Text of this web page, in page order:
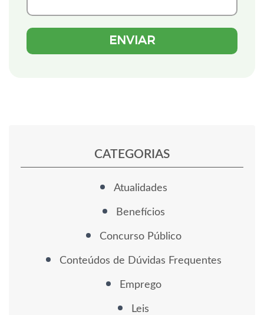
CATEGORIAS
Atualidades
Benefícios
Concurso Público
Conteúdos de Dúvidas Frequentes
Emprego
Leis